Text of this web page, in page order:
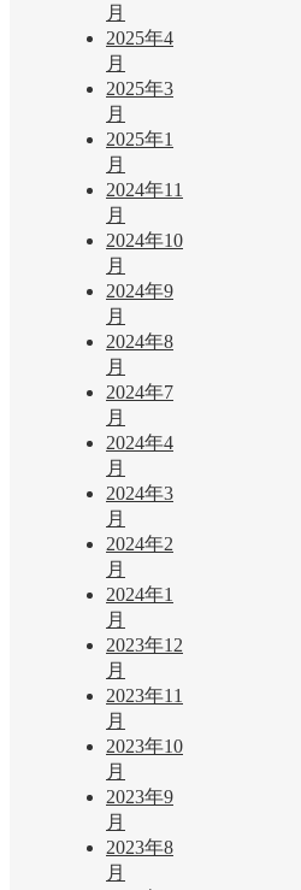
月
2025年4
月
2025年3
月
2025年1
月
2024年11
月
2024年10
月
2024年9
月
2024年8
月
2024年7
月
2024年4
月
2024年3
月
2024年2
月
2024年1
月
2023年12
月
2023年11
月
2023年10
月
2023年9
月
2023年8
月